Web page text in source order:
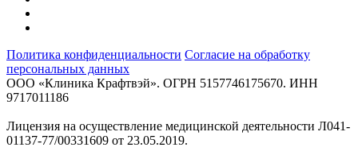
Политика конфиденциальности Согласие на обработку
персональных данных
ООО «Клиника Крафтвэй». ОГРН 5157746175670. ИНН
9717011186
Лицензия на осуществление медицинской деятельности Л041-
01137-77/00331609 от 23.05.2019.